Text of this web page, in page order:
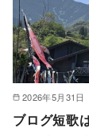
2026年5月31日
ブログ短歌